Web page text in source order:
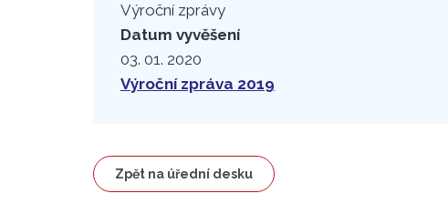
Výroční zprávy
Datum vyvěšení
03. 01. 2020
Výroční zpráva 2019
Zpět na úřední desku